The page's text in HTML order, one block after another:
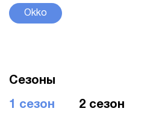
Okko
Сезоны
1 сезон 2 сезон